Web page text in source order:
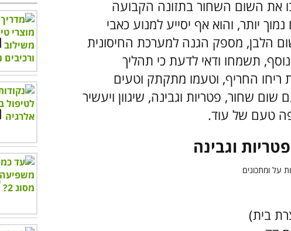
את השום השחור בתזונה הקבועה
יותר, והוא אף יסייע למנוע כאבי
הלבן, מספק הגנה למערכת החיסונית
תשמחו ודאי לדעת כי תהליך
החריף, וטעמו מתקתק וטעים
שחור, פטריות וגבינה, שיגוון ויעשיר
טעם של עוד.
וגבינה